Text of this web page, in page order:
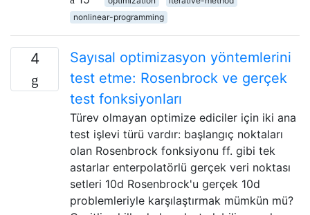
nonlinear-programming
4
Sayısal optimizasyon yöntemlerini
test etme: Rosenbrock ve gerçek
test fonksiyonları
Türev olmayan optimize ediciler için iki ana
test işlevi türü vardır: başlangıç ​​noktaları
olan Rosenbrock fonksiyonu ff. gibi tek
astarlar enterpolatörlü gerçek veri noktası
setleri 10d Rosenbrock'u gerçek 10d
problemleriyle karşılaştırmak mümkün mü?